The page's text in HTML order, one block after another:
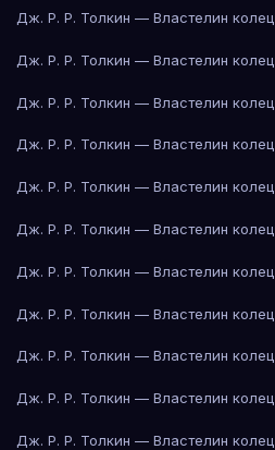
Дж. Р. Р. Толкин — Властелин колец
Дж. Р. Р. Толкин — Властелин колец
Дж. Р. Р. Толкин — Властелин колец
Дж. Р. Р. Толкин — Властелин колец
Дж. Р. Р. Толкин — Властелин колец
Дж. Р. Р. Толкин — Властелин колец
Дж. Р. Р. Толкин — Властелин колец
Дж. Р. Р. Толкин — Властелин колец
Дж. Р. Р. Толкин — Властелин колец
Дж. Р. Р. Толкин — Властелин колец
Дж. Р. Р. Толкин — Властелин колец